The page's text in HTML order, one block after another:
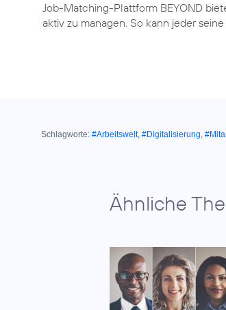
Job-Matching-Plattform BEYOND
aktiv zu managen. So kann jeder
Schlagworte: #Arbeitswelt, #Digitalisierung,
Ähnliche